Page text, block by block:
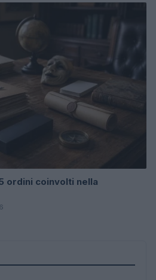
ordini coinvolti nella